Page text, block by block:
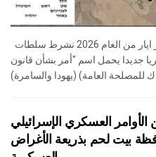
جديدا يحمل اسم "أمر بشأن قانون
من الأوامر العسكري الإسرائيلي
بيت لحم بذريعة الأغراض